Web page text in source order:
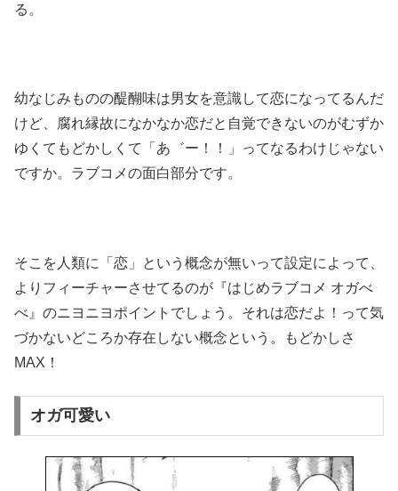
る。
幼なじみものの醍醐味は男女を意識して恋になってるんだ
けど、腐れ縁故になかなか恋だと自覚できないのがむずか
ゆくてもどかしくて「あ゛ー！！」ってなるわけじゃない
ですか。ラブコメの面白部分です。
そこを人類に「恋」という概念が無いって設定によって、
よりフィーチャーさせてるのが『はじめラブコメ オガべ
べ』のニヨニヨポイントでしょう。それは恋だよ！って気
づかないどころか存在しない概念という。もどかしさ
MAX！
オガ可愛い